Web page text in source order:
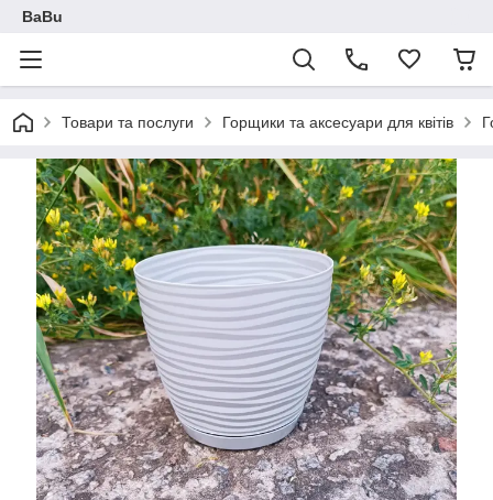
BaBu
Товари та послуги Горщики та аксесуари для квітів